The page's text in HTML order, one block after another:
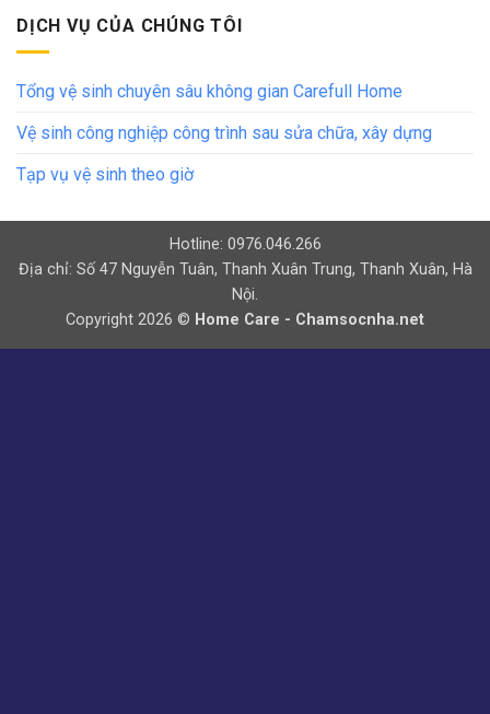
DỊCH VỤ CỦA CHÚNG TÔI
Tổng vệ sinh chuyên sâu không gian Carefull Home
Vệ sinh công nghiệp công trình sau sửa chữa, xây dựng
Tạp vụ vệ sinh theo giờ
Hotline: 0976.046.266
Địa chỉ: Số 47 Nguyễn Tuân, Thanh Xuân Trung, Thanh Xuân, Hà
Nội.
Copyright 2026 © Home Care - Chamsocnha.net